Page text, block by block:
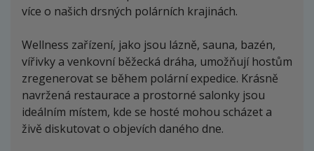
více o našich drsných polárních krajinách.
Wellness zařízení, jako jsou lázně, sauna, bazén,
vířivky a venkovní běžecká dráha, umožňují hostům
zregenerovat se během polární expedice. Krásně
navržená restaurace a prostorné salonky jsou
ideálním místem, kde se hosté mohou scházet a
živě diskutovat o objevích daného dne.